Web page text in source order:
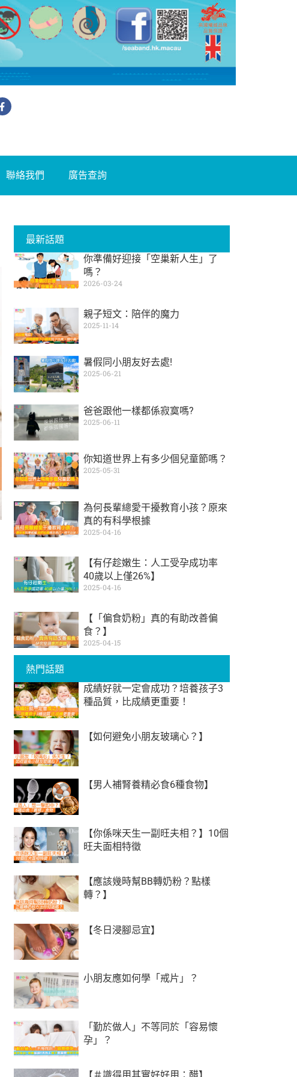
聯絡我們 廣告查詢
最新話題
你準備好迎接「空巢新人生」了
嗎？
2026-03-24
親子短文：陪伴的魔力
2025-11-14
暑假同小朋友好去處!
2025-06-21
爸爸跟他一樣都係寂寞嗎?
2025-06-11
你知道世界上有多少個兒童節嗎？
2025-05-31
為何長輩總愛干擾教育小孩？原來
真的有科學根據
2025-04-16
【有仔趁嫩生：人工受孕成功率
40歲以上僅26%】
2025-04-16
【「偏食奶粉」真的有助改善偏
食？】
2025-04-15
熱門話題
成績好就一定會成功？培養孩子3
種品質，比成績更重要！
【如何避免小朋友玻璃心？】
【男人補腎養精必食6種食物】
【你係咪天生一副旺夫相？】10個
旺夫面相特徵
【應該幾時幫BB轉奶粉？點樣
轉？】
【冬日浸腳忌宜】
小朋友應如何學「戒片」？
「勤於做人」不等同於「容易懷
孕」？